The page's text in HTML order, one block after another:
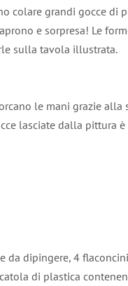
colare grandi gocce di
e sorpresa! Le
sulla tavola illustrata.
le mani grazie alla
lasciate dalla pittura
da dipingere, 4
di plastica